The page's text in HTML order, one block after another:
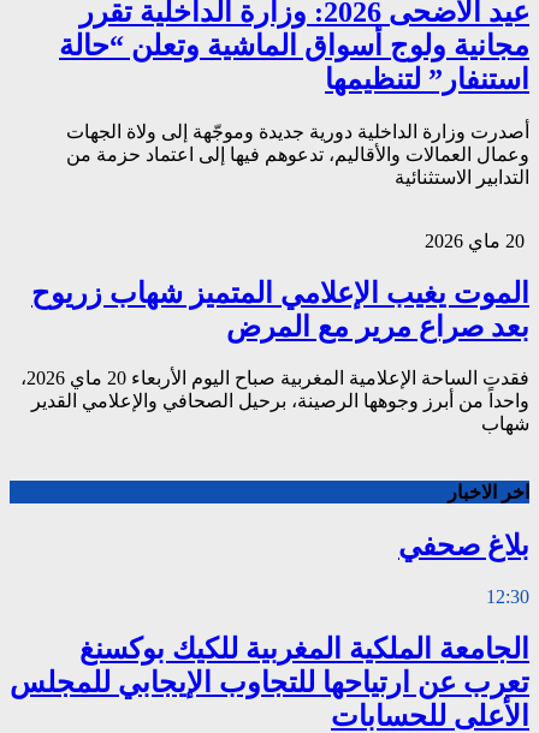
عيد الأضحى 2026: وزارة الداخلية تقرر
مجانية ولوج أسواق الماشية وتعلن “حالة
استنفار” لتنظيمها
أصدرت وزارة الداخلية دورية جديدة وموجّهة إلى ولاة الجهات
وعمال العمالات والأقاليم، تدعوهم فيها إلى اعتماد حزمة من
التدابير الاستثنائية
الموت يغيب الإعلامي المتميز شهاب زريوح
بعد صراع مرير مع المرض
فقدت الساحة الإعلامية المغربية صباح اليوم الأربعاء 20 ماي 2026،
واحداً من أبرز وجوهها الرصينة، برحيل الصحافي والإعلامي القدير
شهاب
اخر الاخبار
بلاغ صحفي
12:30
الجامعة الملكية المغربية للكيك بوكسنغ
تعرب عن ارتياحها للتجاوب الإيجابي للمجلس
الأعلى للحسابات